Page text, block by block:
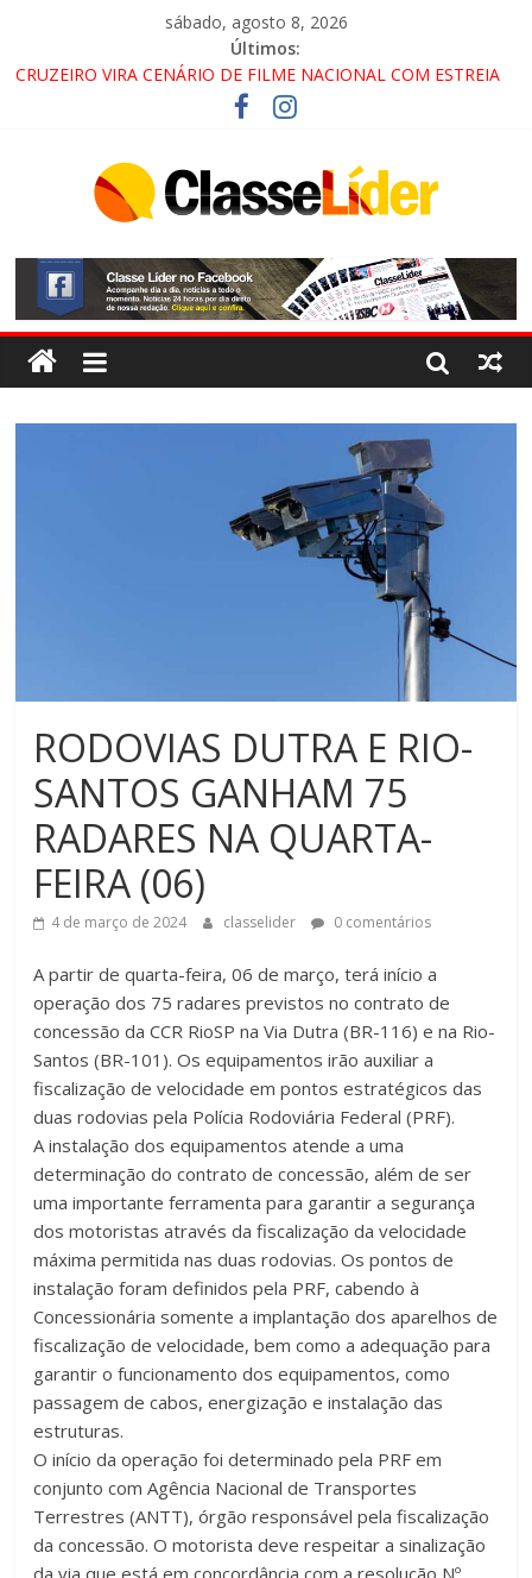
sábado, agosto 8, 2026
Últimos:
CRUZEIRO VIRA CENÁRIO DE FILME NACIONAL COM ESTREIA
PROMOTOR DO GAECO
ACESSO À APARECIDA NA DUTRA SERÁ BLOQUEADO NO FIM
ALTERNATIVAS
LORENA, PINDAMONHANGABA E QUELUZ NA RETA FINAL
PELA FÁBRICA DA COCA-COLA!
RODOVIAS DUTRA E RIO-
SANTOS GANHAM 75
RADARES NA QUARTA-
FEIRA (06)
4 de março de 2024 classelider 0 comentários
A partir de quarta-feira, 06 de março, terá início a
operação dos 75 radares previstos no contrato de
concessão da CCR RioSP na Via Dutra (BR-116) e na Rio-
Santos (BR-101). Os equipamentos irão auxiliar a
fiscalização de velocidade em pontos estratégicos das
duas rodovias pela Polícia Rodoviária Federal (PRF).
A instalação dos equipamentos atende a uma
determinação do contrato de concessão, além de ser
uma importante ferramenta para garantir a segurança
dos motoristas através da fiscalização da velocidade
máxima permitida nas duas rodovias. Os pontos de
instalação foram definidos pela PRF, cabendo à
Concessionária somente a implantação dos aparelhos de
fiscalização de velocidade, bem como a adequação para
garantir o funcionamento dos equipamentos, como
passagem de cabos, energização e instalação das
estruturas.
O início da operação foi determinado pela PRF em
conjunto com Agência Nacional de Transportes
Terrestres (ANTT), órgão responsável pela fiscalização
da concessão. O motorista deve respeitar a sinalização